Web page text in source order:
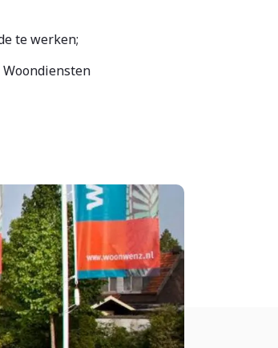
te werken;
Woondiensten